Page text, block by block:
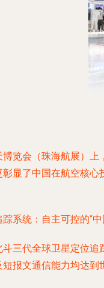
览会（珠海航展）
显了中国在航空核
系统：自主可控的“中
三代全球卫星定位
报文通信能力均达到